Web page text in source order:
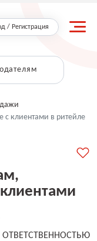
/ Регистрация
с клиентами в ритейле